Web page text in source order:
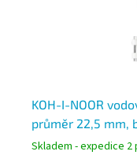
KOH-I-NOOR
průměr 22,5 mm,
Skladem - expedice 2